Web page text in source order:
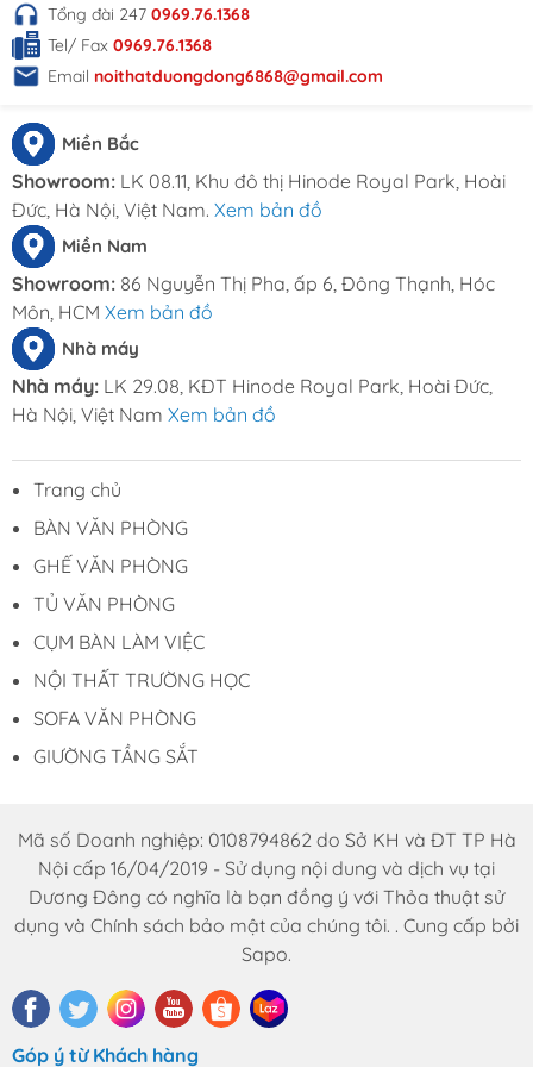
Đông
Sản phẩm được cung cấp bởi nội thất Dương
hàng phù hợp :
+ Giá thành cạnh tranh so với nhiều đơn vị khác
+ Đa dạng và nhiều lựa chọn về màu sắc, hình
dáng, kích thước
+ Vật tư sử dụng tối ưu và hiện đại
+ Chính sách bảo hành lên đến 12 tháng.
THÔNG TIN LIÊN HỆ
website:
Trịnh Văn Bô, phường Phương Canh, Quận
Nam Từ Liêm, Thành Phố Hà Nội.
HCM : 86 Nguyễn Thị Pha, ấp 6, xã Đông
Hotline: 0969.761.368 – 0868.761.368
Email : dautuduongdong@gmail.com
Tổng đài 247 0969.76.1368
Tel/ Fax 0969.76.1368
Email noithatduongdong6868@gmail.com
Miền Bắc
Showroom: LK 08.11, Khu đô thị Hinode Royal Park, Hoài
Đức, Hà Nội, Việt Nam. Xem bản đồ
Miền Nam
Showroom: 86 Nguyễn Thị Pha, ấp 6, Đông Thạnh, Hóc
Môn, HCM Xem bản đồ
Nhà máy
Nhà máy: LK 29.08, KĐT Hinode Royal Park, Hoài Đức,
Hà Nội, Việt Nam Xem bản đồ
Trang chủ
BÀN VĂN PHÒNG
GHẾ VĂN PHÒNG
TỦ VĂN PHÒNG
CỤM BÀN LÀM VIỆC
NỘI THẤT TRƯỜNG HỌC
SOFA VĂN PHÒNG
GIƯỜNG TẦNG SẮT
Mã số Doanh nghiệp: 0108794862 do Sở KH và ĐT TP Hà
Nội cấp 16/04/2019 - Sử dụng nội dung và dịch vụ tại
Dương Đông có nghĩa là bạn đồng ý với Thỏa thuật sử
dụng và Chính sách bảo mật của chúng tôi. . Cung cấp bởi
Sapo.
Góp ý từ Khách hàng